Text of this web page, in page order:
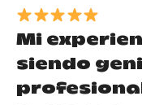
Mi
siendo